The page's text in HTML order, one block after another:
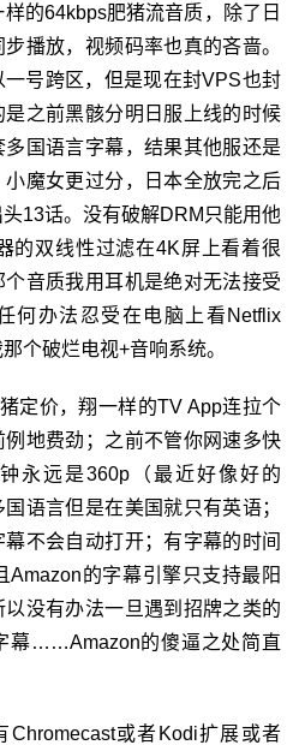
的64kbps肥猪流音质，除了日
播放，视频码率也真的吝啬。
一号跨区，但是现在封VPS也封
是之前黑骸分明日服上线的时候
国语言字幕，结果其他服还是
魔女更过分，日本全放完之后
13话。没有破解DRM只能用他
的双线性过滤在4K屏上看着很
个音质我用耳机是绝对无法接受
何办法忍受在电脑上看Netflix
个破烂电视+音响系统。
定价，翔一样的TV App连拉个
地费劲；之前不管你网速多快
永远是360p（最近好像好的
语言但是在美国就只有英语；
不会自动打开；有字幕的时间
Amazon的字幕引擎只支持最阳
没有办法一旦遇到招牌之类的
幕……Amazon的傻逼之处简直
Chromecast或者Kodi扩展或者